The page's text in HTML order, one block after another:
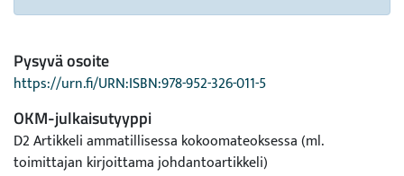
Pysyvä osoite
https://urn.fi/URN:ISBN:978-952-326-011-5
OKM-julkaisutyyppi
D2 Artikkeli ammatillisessa kokoomateoksessa (ml.
toimittajan kirjoittama johdantoartikkeli)